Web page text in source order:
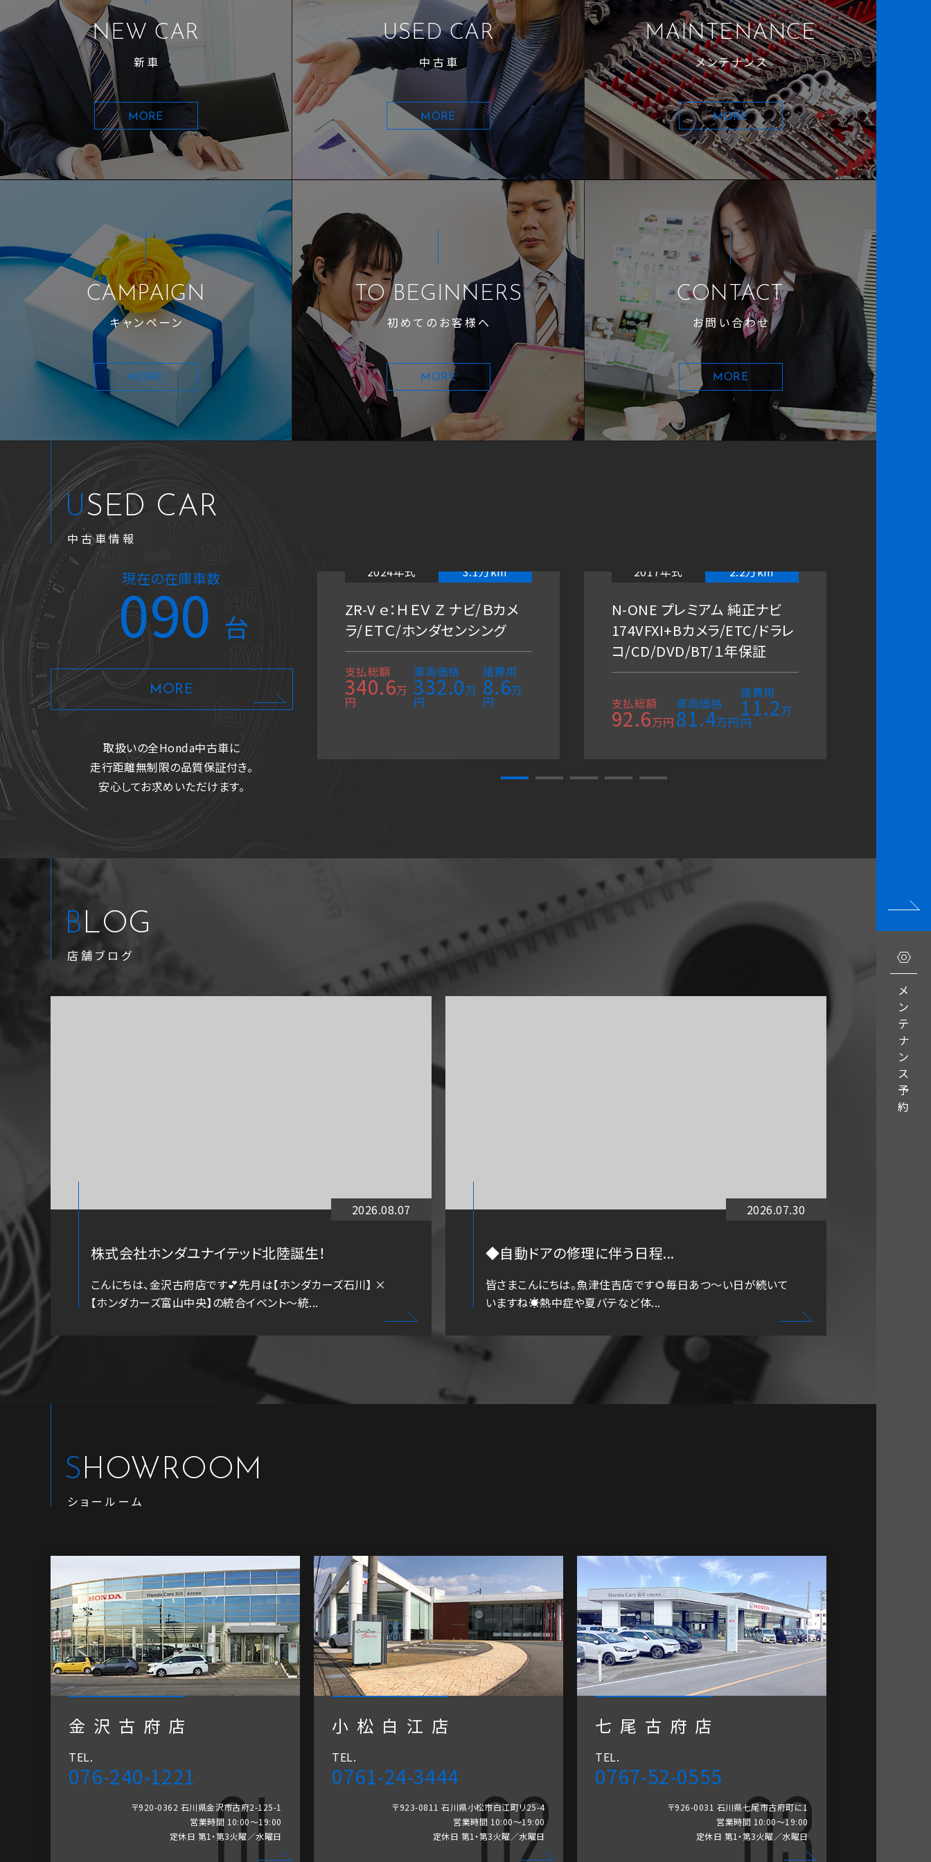
NEW CAR
新車
MORE
USED CAR
中古車
MORE
MAINTENANCE
メンテナンス
MORE
CAMPAIGN
キャンペーン
MORE
TO BEGINNERS
初めてのお客様へ
MORE
CONTACT
お問い合わせ
MORE
USED CAR
中古車情報
現在の在庫車数
090台
MORE
取扱いの全Honda中古車に
走行距離無制限の品質保証付き。
安心してお求めいただけます。
2024年式 2.6万km
フィット ｅ：ＨＥＶホーム 純正
240ZFEDオーディオ+Bカメ
ラ/ETC/2年保証
支払総額
185.4万
車両価格
173.8万 11.6万
2024年式 3.1万km
ZR-V ｅ：ＨＥＶ Ｚ ナビ/Ｂカメ
ラ/ＥＴＣ/ホンダセンシング
支払総額
340.6万
円
車両価格
332.0万
円
諸費用
8.6万
円
2017年式 2.2万km
N-ONE プレミアム 純正ナビ
174VFXI+Bカメラ/ETC/ドラレ
コ/CD/DVD/BT/１年保証
支払総額
92.6万円
車両価格
81.4万円
諸費用
11.2万
円
BLOG
店舗ブログ
2026.08.07
株式会社ホンダユナイテッド北陸誕生！
こんにちは、金沢古府店です💕先月は【ホンダカーズ石川】 ×
【ホンダカーズ富山中央】の統合イベント～統...
2026.07.30
◆自動ドアの修理に伴う日程...
皆さまこんにちは。魚津住吉店です🌻毎日あつ～い日が続いて
いますね☀️熱中症や夏バテなど体...
SHOWROOM
ショールーム
金沢古府店
TEL.
076-240-1221
〒920-0362 石川県金沢市古府2-125-1
営業時間 10:00～19:00
定休日 第1・第3火曜／水曜日
小松白江店
TEL.
0761-24-3444
〒923-0811 石川県小松市白江町リ25-4
営業時間 10:00～19:00
定休日 第1・第3火曜／水曜日
七尾古府店
TEL.
0767-52-0555
〒926-0031 石川県七尾市古府町に1
営業時間 10:00～19:00
定休日 第1・第3火曜／水曜日
メ
ン
テ
ナ
ン
ス
予
約